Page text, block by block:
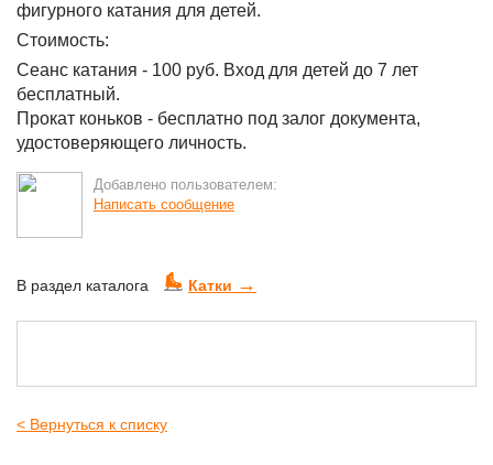
фигурного катания для детей.
Стоимость:
Сеанс катания - 100 руб. Вход для детей до 7 лет
бесплатный.
Прокат коньков - бесплатно под залог документа,
удостоверяющего личность.
Добавлено пользователем:
Написать сообщение
В раздел каталога Катки →
< Вернуться к списку